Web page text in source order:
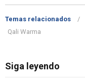
Temas relacionados
Qali Warma
Siga leyendo